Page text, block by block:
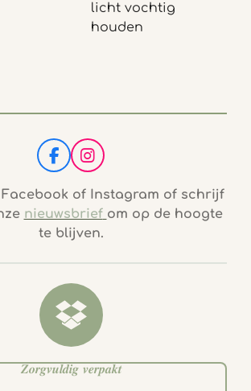
licht vochtig
houden
F
a
c
b
o
k
I
n
s
t
a
g
a
of Instagram of schrijf
nieuwsbrief om op de hoogte
te blijven.
𝒁𝒐𝒓𝒈𝒗𝒖𝒍𝒅𝒊𝒈 𝒗𝒆𝒓𝒑𝒂𝒌𝒕